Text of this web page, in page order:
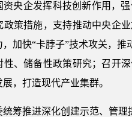
资央企发挥科技创新作用，
政策措施，支持推动中央企
加快“卡脖子”技术攻关，
性、储备性政策研究；召开
，打造现代产业集群。
统筹推进深化创建示范、管